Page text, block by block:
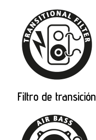
Filtro de transición